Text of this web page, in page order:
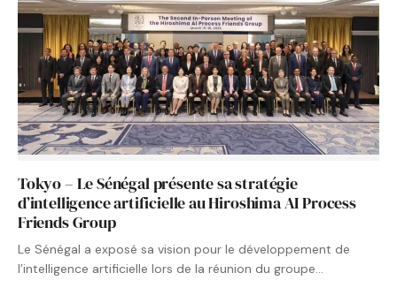
Tokyo – Le Sénégal présente sa stratégie
d’intelligence artificielle au Hiroshima AI Process
Friends Group
Le Sénégal a exposé sa vision pour le développement de
l’intelligence artificielle lors de la réunion du groupe…